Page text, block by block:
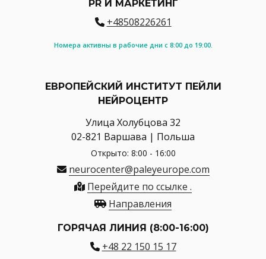
PR И МАРКЕТИНГ
+48508226261
Номера активны в рабочие дни с 8:00 до 19:00.
ЕВРОПЕЙСКИЙ ИНСТИТУТ ПЕЙЛИ
НЕЙРОЦЕНТР
Улица Холубцова 32
02-821 Варшава | Польша
Открыто: 8:00 - 16:00
neurocenter@paleyeurope.com
Перейдите по ссылке .
Направления
ГОРЯЧАЯ ЛИНИЯ (8:00-16:00)
+48 22 150 15 17